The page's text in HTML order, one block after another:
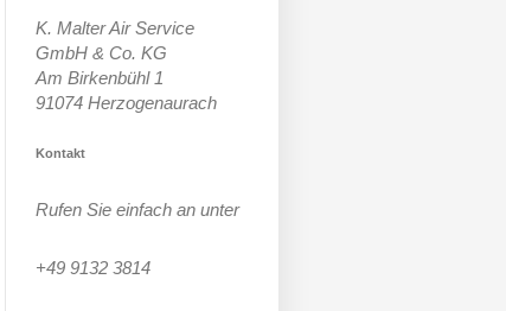
K. Malter Air Service
GmbH & Co. KG
Am Birkenbühl 1
91074 Herzogenaurach
Kontakt
Rufen Sie einfach an unter
+49 9132 3814